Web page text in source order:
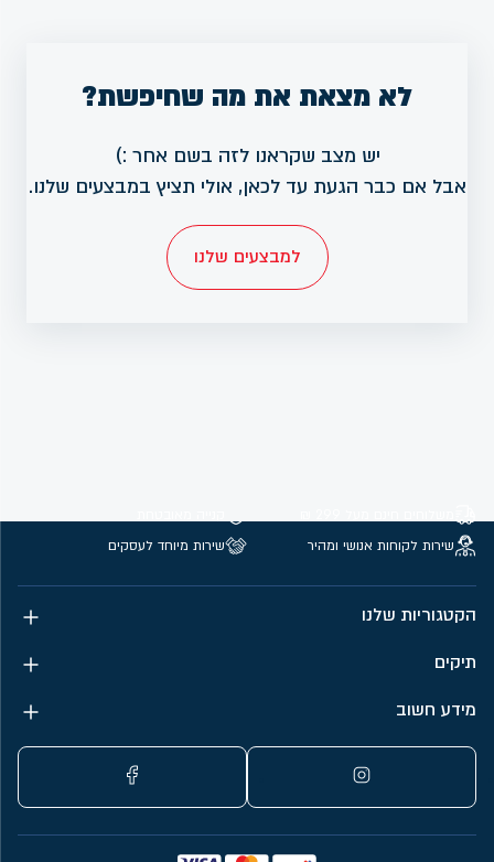
לא מצאת את מה שחיפשת?
יש מצב שקראנו לזה בשם אחר :)
אבל אם כבר הגעת עד לכאן, אולי תציץ במבצעים שלנו.
למבצעים שלנו
שירות לקוחות אנושי ומהיר
שירות מיוחד לעסקים
הקטגוריות שלנו
תיקים
מידע חשוב